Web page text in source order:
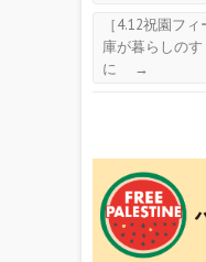
［4.12祝園フ
庫が暮らしの
に
→